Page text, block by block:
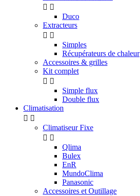
 
Duco
Extracteurs
 
Simples
Récupérateurs de chaleur
Accessoires & grilles
Kit complet
 
Simple flux
Double flux
Climatisation
 
Climatiseur Fixe
 
Qlima
Bulex
EnR
MundoClima
Panasonic
Accessoires et Outillage